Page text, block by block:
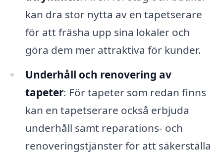
kan dra stor nytta av en tapetserare
för att fräsha upp sina lokaler och
göra dem mer attraktiva för kunder.
Underhåll och renovering av
tapeter: För tapeter som redan finns
kan en tapetserare också erbjuda
underhåll samt reparations- och
renoveringstjänster för att säkerställa